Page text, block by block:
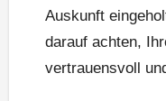
Auskunft
darauf achten,
vertrauensvoll